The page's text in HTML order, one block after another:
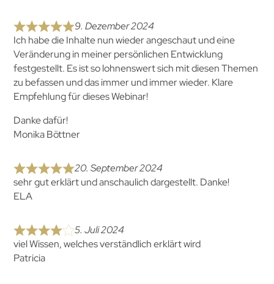
9. Dezember 2024
Ich habe die Inhalte nun wieder angeschaut und eine
Veränderung in meiner persönlichen Entwicklung
festgestellt. Es ist so lohnenswert sich mit diesen Themen
zu befassen und das immer und immer wieder. Klare
Empfehlung für dieses Webinar!
Danke dafür!
Monika Böttner
20. September 2024
sehr gut erklärt und anschaulich dargestellt. Danke!
ELA
5. Juli 2024
viel Wissen, welches verständlich erklärt wird
Patricia